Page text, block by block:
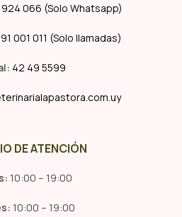
066 (Solo Whatsapp)
001 011 (Solo llamadas)
42 49 5599
DE ATENCIÓN
10:00 – 19:00
10:00 – 19:00